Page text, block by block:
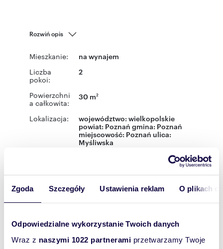
Zgoda Szczegóły Ustawienia reklam O plikach
Odpowiedzialne wykorzystanie Twoich danych
Wraz z naszymi 1022 partnerami przetwarzamy Twoje
Rozwiń opis
Mieszkanie: na wynajem
Liczba
pokoi:
2
Powierzchni
a całkowita:
30 m2
Lokalizacja: województwo: wielkopolskie
powiat: Poznań gmina: Poznań
miejscowość: Poznań ulica:
Myśliwska
WYRÓŻNIONE